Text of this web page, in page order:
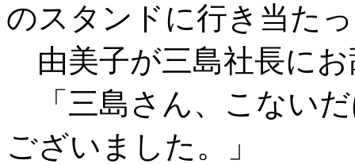
のスタンドに行き当た
由美子が三島社長に
「三島さん、こない
ございました。」